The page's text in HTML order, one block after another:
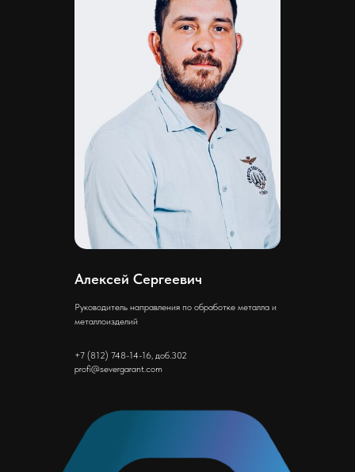
Алексей Сергеевич
Руководитель направления по обработке металла и
металлоизделий
+7 (812) 748-14-16, доб.302
profi@severgarant.com